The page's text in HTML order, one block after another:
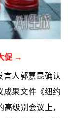
促 →
言人郭嘉昆确认
成果文件《纽约
级别会议上，